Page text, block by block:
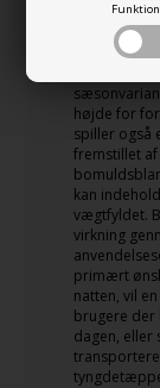
er en
brug om
højde for
spiller også
fremstillet
kan
vægtfyldet.
virkning
primært
natten, vil
brugere
dagen, eller